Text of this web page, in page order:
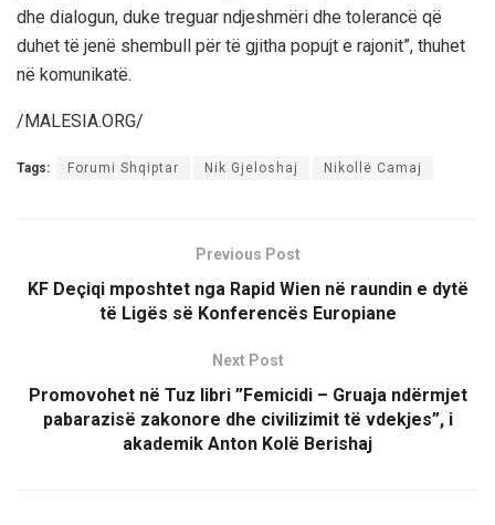
dhe dialogun, duke treguar ndjeshmëri dhe tolerancë që
duhet të jenë shembull për të gjitha popujt e rajonit”, thuhet
në komunikatë.
/MALESIA.ORG/
Tags: Forumi Shqiptar Nik Gjeloshaj Nikollë Camaj
Previous Post
KF Deçiqi mposhtet nga Rapid Wien në raundin e dytë
të Ligës së Konferencës Europiane
Next Post
Promovohet në Tuz libri ”Femicidi – Gruaja ndërmjet
pabarazisë zakonore dhe civilizimit të vdekjes”, i
akademik Anton Kolë Berishaj